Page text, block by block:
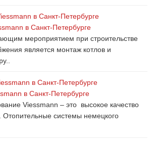
в Санкт-Петербурге
мероприятием при строительстве
является монтаж котлов и
в Санкт-Петербурге
Viessmann – это высокое качество
Отопительные системы немецкого